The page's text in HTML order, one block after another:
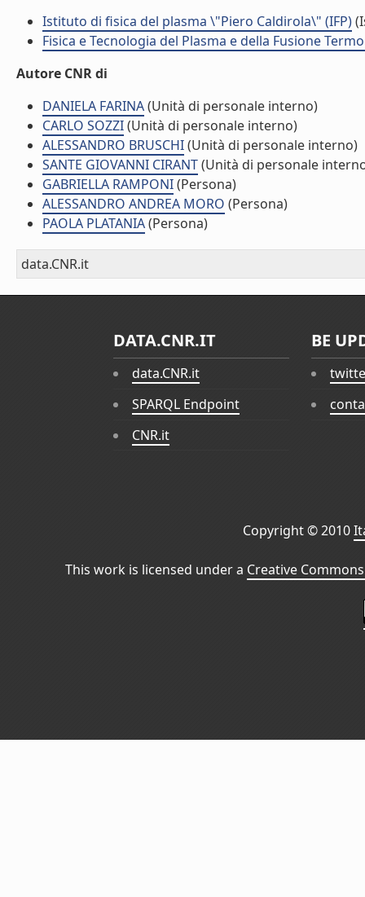
Istituto di fisica del plasma \"Piero Caldirola\" (IFP)
Fisica e Tecnologia del Plasma e della Fusione
Autore CNR di
DANIELA FARINA(Unità di personale interno)
CARLO SOZZI(Unità di personale interno)
ALESSANDRO BRUSCHI(Unità di personale interno)
SANTE GIOVANNI CIRANT(Unità di personale
GABRIELLA RAMPONI(Persona)
ALESSANDRO ANDREA MORO (Persona)
PAOLA PLATANIA(Persona)
data.CNR.it
DATA.CNR.IT
data.CNR.it
SPARQL Endpoint
CNR.it
BE
Copyright © 2010
This work is licensed under a Creative